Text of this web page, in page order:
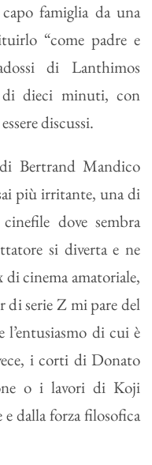
famiglia da una
“come padre e
di Lanthimos
dieci minuti, con
discussi.
di Bertrand Mandico
più irritante, una di
dove sembra
si diverta e ne
cinema amatoriale,
di serie Z mi pare del
di cui è
i corti di Donato
o i lavori di Koji
dalla forza filosofica